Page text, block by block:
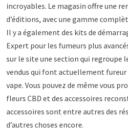
incroyables. Le magasin offre une
d’éditions, avec une gamme
Il y a également des kits de
Expert pour les fumeurs plus
sur le site une section qui regroupe
vendus qui font actuellement fureur
vape. Vous pouvez de même vous
fleurs CBD et des accessoires
accessoires sont entre autres des
d’autres choses encore.